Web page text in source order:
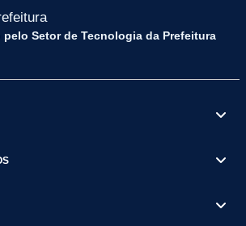
Setor de Tecnologia da Prefeitura